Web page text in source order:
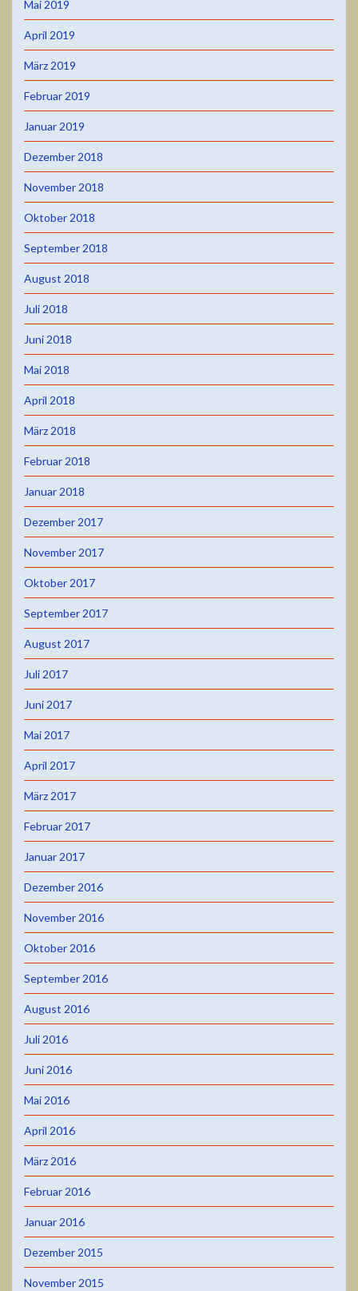
Mai 2019
April 2019
März 2019
Februar 2019
Januar 2019
Dezember 2018
November 2018
Oktober 2018
September 2018
August 2018
Juli 2018
Juni 2018
Mai 2018
April 2018
März 2018
Februar 2018
Januar 2018
Dezember 2017
November 2017
Oktober 2017
September 2017
August 2017
Juli 2017
Juni 2017
Mai 2017
April 2017
März 2017
Februar 2017
Januar 2017
Dezember 2016
November 2016
Oktober 2016
September 2016
August 2016
Juli 2016
Juni 2016
Mai 2016
April 2016
März 2016
Februar 2016
Januar 2016
Dezember 2015
November 2015